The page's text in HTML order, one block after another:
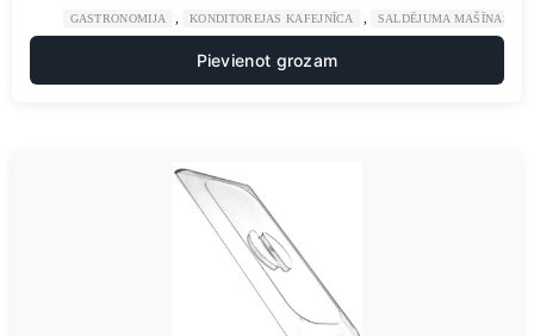
GASTRONOMIJA KONDITOREJAS KAFEJNĪCA SALDĒJUMA MAŠĪNAS
Pievienot grozam